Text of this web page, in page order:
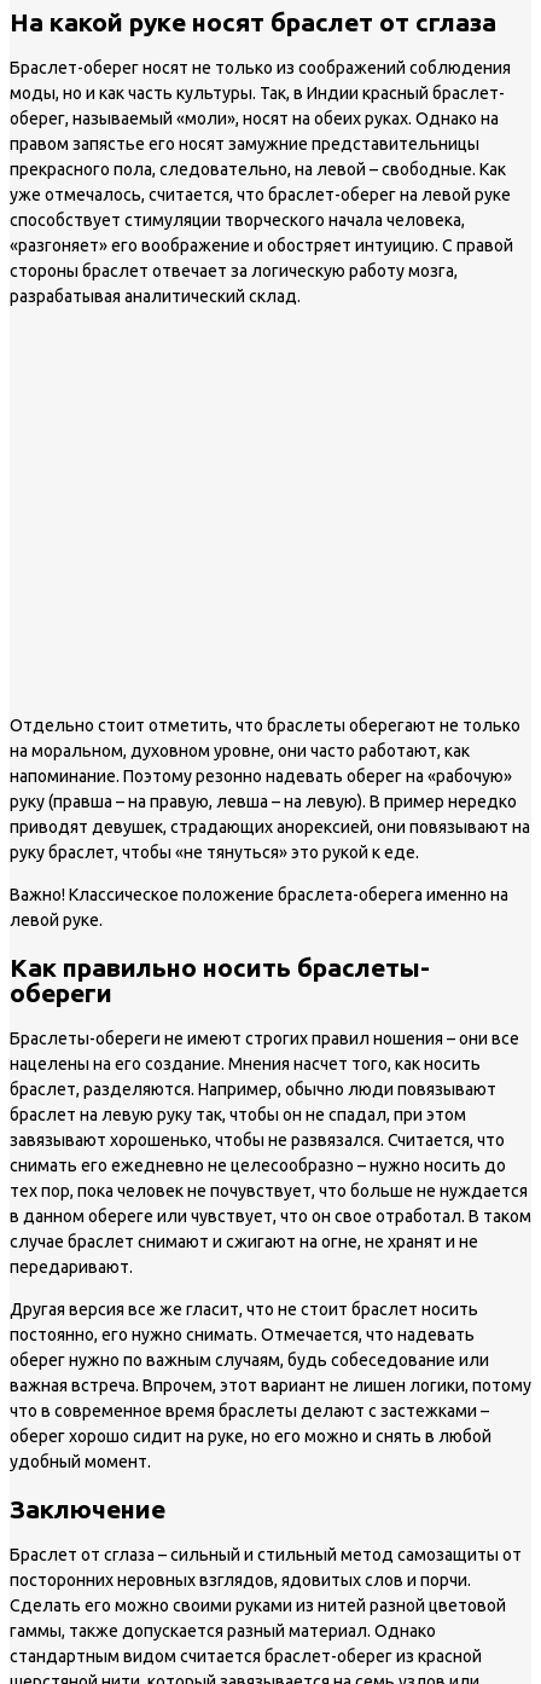
На какой руке носят браслет от сглаза
Браслет-оберег носят не только из соображений соблюдения
моды, но и как часть культуры. Так, в Индии красный браслет-
оберег, называемый «моли», носят на обеих руках. Однако на
правом запястье его носят замужние представительницы
прекрасного пола, следовательно, на левой – свободные. Как
уже отмечалось, считается, что браслет-оберег на левой руке
способствует стимуляции творческого начала человека,
«разгоняет» его воображение и обостряет интуицию. С правой
стороны браслет отвечает за логическую работу мозга,
разрабатывая аналитический склад.
Отдельно стоит отметить, что браслеты оберегают не только
на моральном, духовном уровне, они часто работают, как
напоминание. Поэтому резонно надевать оберег на «рабочую»
руку (правша – на правую, левша – на левую). В пример нередко
приводят девушек, страдающих анорексией, они повязывают на
руку браслет, чтобы «не тянуться» это рукой к еде.
Важно!Классическое положение браслета-оберега именно на
левой руке.
Как правильно носить браслеты-
обереги
Браслеты-обереги не имеют строгих правил ношения – они все
нацелены на его создание. Мнения насчет того, как носить
браслет, разделяются. Например, обычно люди повязывают
браслет на левую руку так, чтобы он не спадал, при этом
завязывают хорошенько, чтобы не развязался. Считается, что
снимать его ежедневно не целесообразно – нужно носить до
тех пор, пока человек не почувствует, что больше не нуждается
в данном обереге или чувствует, что он свое отработал. В таком
случае браслет снимают и сжигают на огне, не хранят и не
передаривают.
Другая версия все же гласит, что не стоит браслет носить
постоянно, его нужно снимать. Отмечается, что надевать
оберег нужно по важным случаям, будь собеседование или
важная встреча. Впрочем, этот вариант не лишен логики, потому
что в современное время браслеты делают с застежками –
оберег хорошо сидит на руке, но его можно и снять в любой
удобный момент.
Заключение
Браслет от сглаза – сильный и стильный метод самозащиты от
посторонних неровных взглядов, ядовитых слов и порчи.
Сделать его можно своими руками из нитей разной цветовой
гаммы, также допускается разный материал. Однако
стандартным видом считается браслет-оберег из красной